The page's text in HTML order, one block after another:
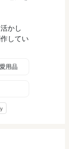
かし
してい
愛用品